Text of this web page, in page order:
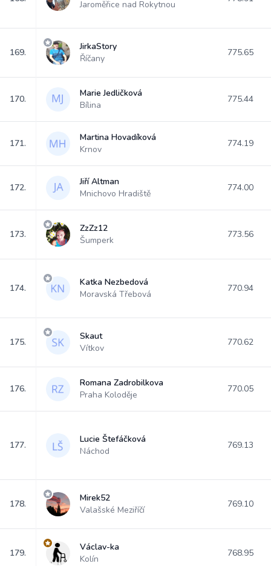
Jaroměřice nad Rokytnou
169.
JirkaStory
Říčany
775.65
170.
Marie Jedličková
Bílina
775.44
171.
Martina Hovadíková
Krnov
774.19
172.
Jiří Altman
Mnichovo Hradiště
774.00
173.
ZzZz12
Šumperk
773.56
174.
Katka Nezbedová
Moravská Třebová
770.94
175.
Skaut
Vítkov
770.62
176.
Romana Zadrobilkova
Praha Koloděje
770.05
177.
Lucie Štefáčková
Náchod
769.13
178.
Mirek52
Valašské Meziříčí
769.10
179.
Václav-ka
Kolín
768.95